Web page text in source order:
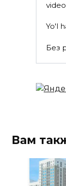
video
Yo'l
Без
Вам